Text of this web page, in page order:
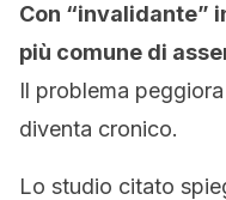
Con “invalidante”
più comune di
Il problema
diventa cronico.
Lo studio citato